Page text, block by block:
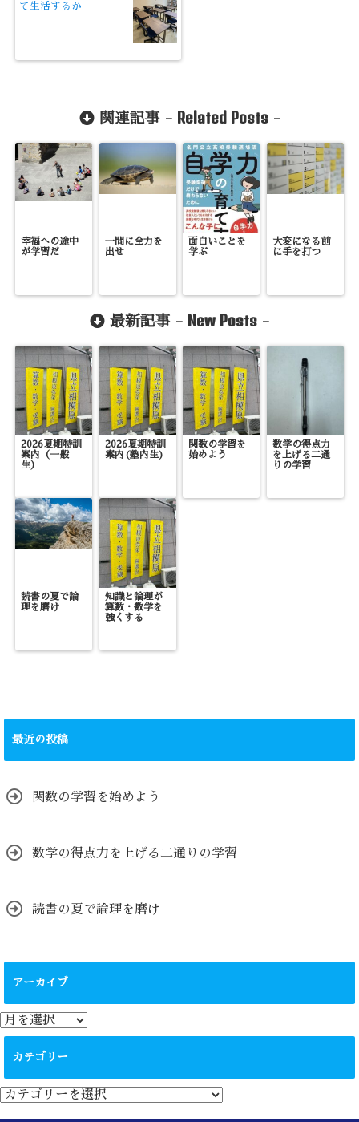
て生活するか
関連記事 - Related Posts-
幸福への途中
が学習だ
一問に全力を
出せ
面白いことを
学ぶ
大変になる前
に手を打つ
最新記事 - New Posts -
2026夏期特訓
案内（一般
生）
2026夏期特訓
案内(塾内生)
関数の学習を
始めよう
数学の得点力
を上げる二通
りの学習
読書の夏で論
理を磨け
知識と論理が
算数・数学を
強くする
最近の投稿
関数の学習を始めよう
数学の得点力を上げる二通りの学習
読書の夏で論理を磨け
アーカイブ
ア
ー
カテゴリー
カ
テ